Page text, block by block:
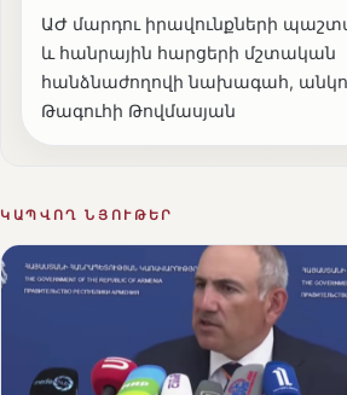
ԱԺ մարդու իրավունքների
և հանրային հարցերի մշտական
հանձնաժողովի նախագահ,
Թագուհի Թովմասյան
ԿԱՊՎՈՂ ՆՅՈՒԹԵՐ